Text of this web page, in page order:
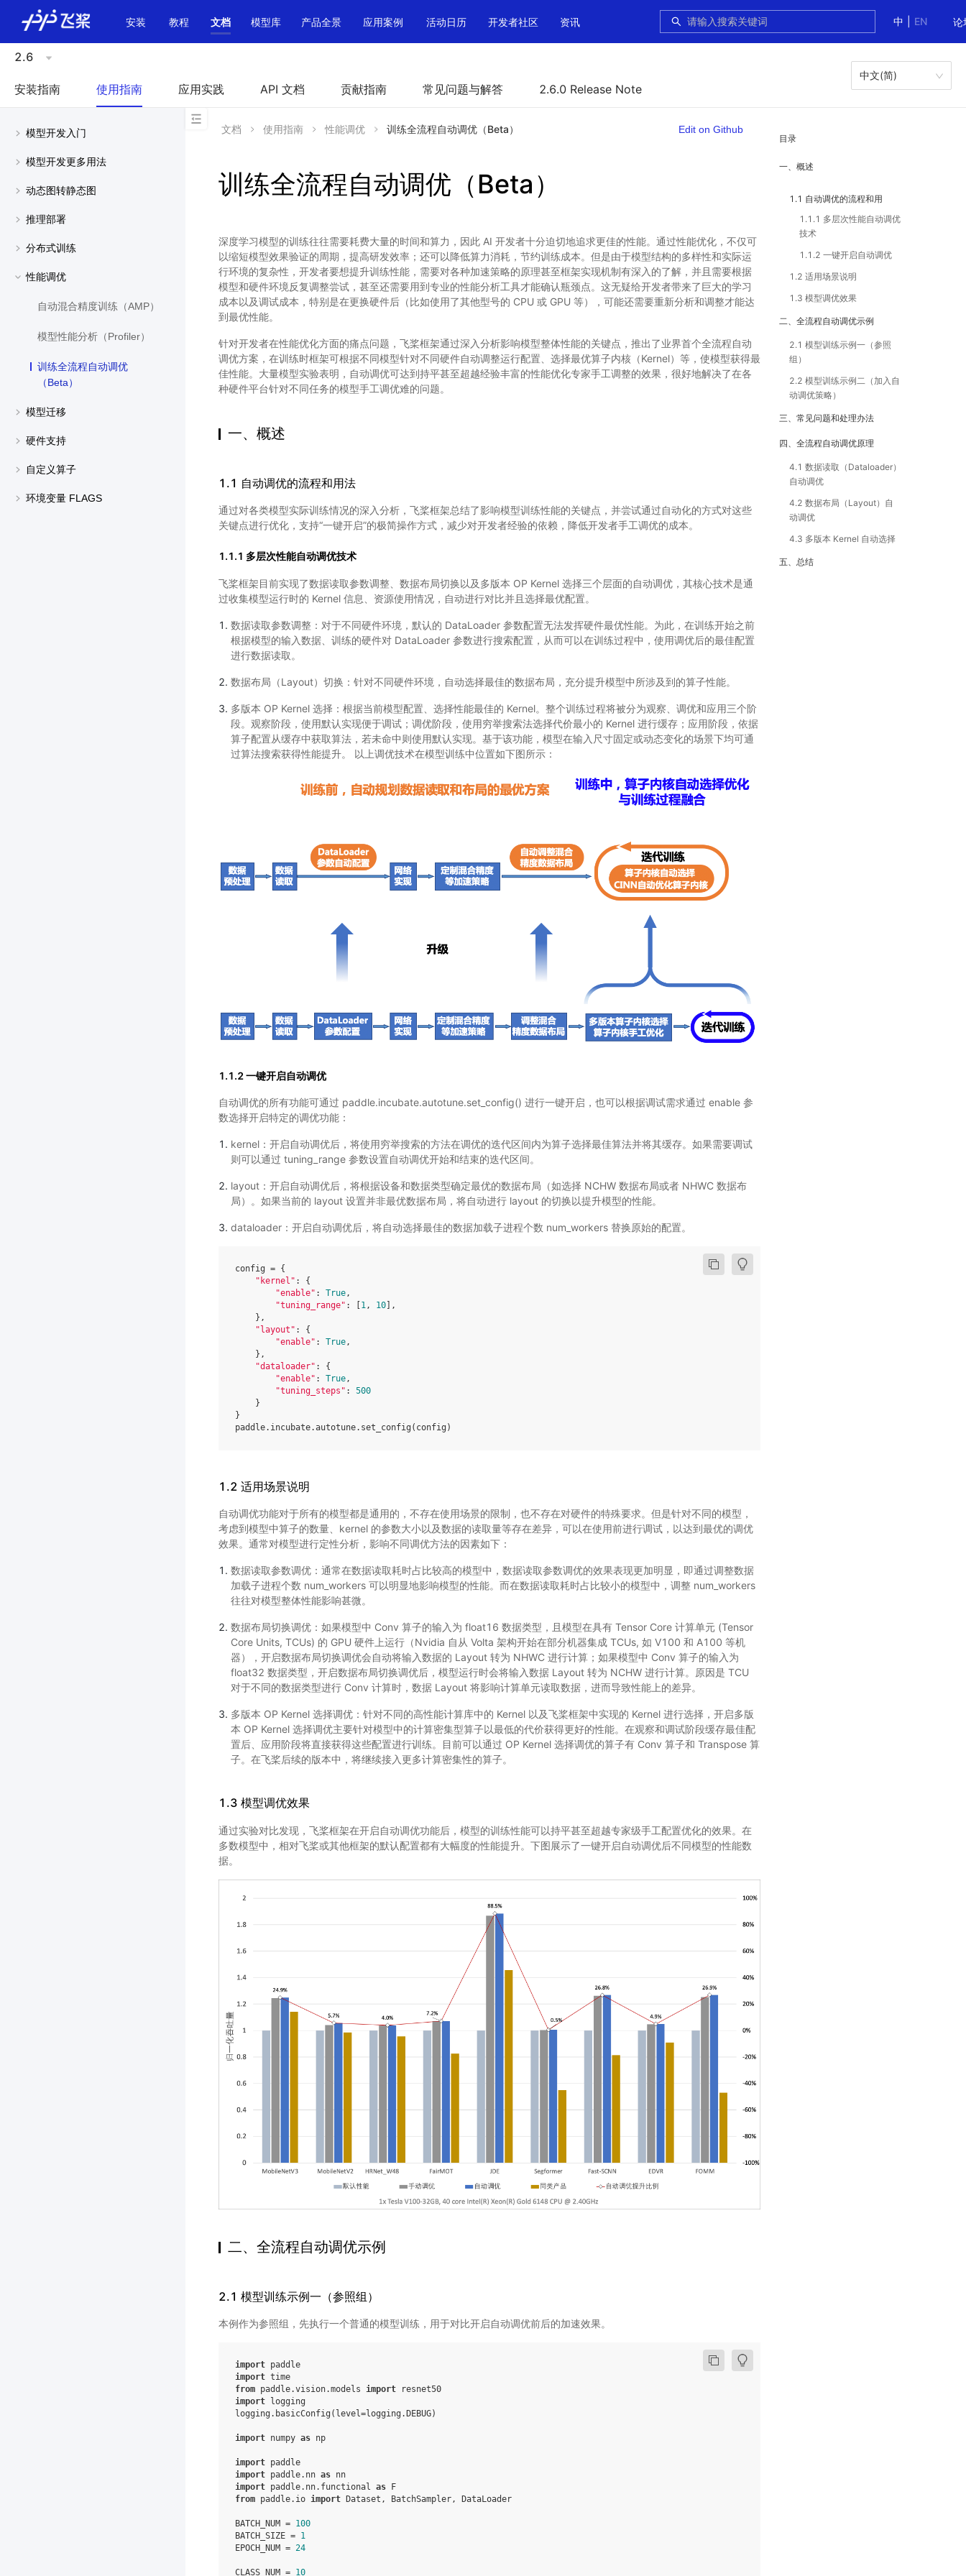
中
EN 论
安装 教程 文档 模型库 产品全景 应用案例 活动日历 开发者社区 资讯
2.6
安装指南 使用指南 应用实践 API 文档 贡献指南 常见问题与解答 2.6.0 Release Note
中文(简)
模型开发入门
模型开发更多用法
动态图转静态图
推理部署
分布式训练
性能调优
自动混合精度训练（AMP）
模型性能分析（Profiler）
训练全流程自动调优
（Beta）
模型迁移
硬件支持
自定义算子
环境变量 FLAGS
目录
一、概述
1.1 自动调优的流程和用
1.1.1 多层次性能自动调优
技术
1.1.2 一键开启自动调优
1.2 适用场景说明
1.3 模型调优效果
二、全流程自动调优示例
2.1 模型训练示例一（参照
组）
2.2 模型训练示例二（加入自
动调优策略）
三、常见问题和处理办法
四、全流程自动调优原理
4.1 数据读取（Dataloader）
自动调优
4.2 数据布局（Layout）自
动调优
4.3 多版本 Kernel 自动选择
五、总结
文档 使用指南 性能调优 训练全流程自动调优（Beta） Edit on Github
训练全流程自动调优（Beta）
深度学习模型的训练往往需要耗费大量的时间和算力，因此 AI 开发者十分迫切地追求更佳的性能。通过性能优化，不仅可
以缩短模型效果验证的周期，提高研发效率；还可以降低算力消耗，节约训练成本。但是由于模型结构的多样性和实际运
行环境的复杂性，开发者要想提升训练性能，需要对各种加速策略的原理甚至框架实现机制有深入的了解，并且需要根据
模型和硬件环境反复调整尝试，甚至还需要用到专业的性能分析工具才能确认瓶颈点。这无疑给开发者带来了巨大的学习
成本以及调试成本，特别是在更换硬件后（比如使用了其他型号的 CPU 或 GPU 等），可能还需要重新分析和调整才能达
到最优性能。
针对开发者在性能优化方面的痛点问题，飞桨框架通过深入分析影响模型整体性能的关键点，推出了业界首个全流程自动
调优方案，在训练时框架可根据不同模型针对不同硬件自动调整运行配置、选择最优算子内核（Kernel）等，使模型获得最
佳性能。大量模型实验表明，自动调优可达到持平甚至超越经验丰富的性能优化专家手工调整的效果，很好地解决了在各
种硬件平台针对不同任务的模型手工调优难的问题。
一、概述
1.1 自动调优的流程和用法
通过对各类模型实际训练情况的深入分析，飞桨框架总结了影响模型训练性能的关键点，并尝试通过自动化的方式对这些
关键点进行优化，支持“一键开启”的极简操作方式，减少对开发者经验的依赖，降低开发者手工调优的成本。
1.1.1 多层次性能自动调优技术
飞桨框架目前实现了数据读取参数调整、数据布局切换以及多版本 OP Kernel 选择三个层面的自动调优，其核心技术是通
过收集模型运行时的 Kernel 信息、资源使用情况，自动进行对比并且选择最优配置。
数据读取参数调整：对于不同硬件环境，默认的 DataLoader 参数配置无法发挥硬件最优性能。为此，在训练开始之前
根据模型的输入数据、训练的硬件对 DataLoader 参数进行搜索配置，从而可以在训练过程中，使用调优后的最佳配置
进行数据读取。
数据布局（Layout）切换：针对不同硬件环境，自动选择最佳的数据布局，充分提升模型中所涉及到的算子性能。
多版本 OP Kernel 选择：根据当前模型配置、选择性能最佳的 Kernel。整个训练过程将被分为观察、调优和应用三个阶
段。观察阶段，使用默认实现便于调试；调优阶段，使用穷举搜索法选择代价最小的 Kernel 进行缓存；应用阶段，依据
算子配置从缓存中获取算法，若未命中则使用默认实现。基于该功能，模型在输入尺寸固定或动态变化的场景下均可通
过算法搜索获得性能提升。 以上调优技术在模型训练中位置如下图所示：
1.1.2 一键开启自动调优
自动调优的所有功能可通过 paddle.incubate.autotune.set_config() 进行一键开启，也可以根据调试需求通过 enable 参
数选择开启特定的调优功能：
kernel：开启自动调优后，将使用穷举搜索的方法在调优的迭代区间内为算子选择最佳算法并将其缓存。如果需要调试
则可以通过 tuning_range 参数设置自动调优开始和结束的迭代区间。
layout：开启自动调优后，将根据设备和数据类型确定最优的数据布局（如选择 NCHW 数据布局或者 NHWC 数据布
局）。如果当前的 layout 设置并非最优数据布局，将自动进行 layout 的切换以提升模型的性能。
dataloader：开启自动调优后，将自动选择最佳的数据加载子进程个数 num_workers 替换原始的配置。
config = {
"kernel" :
{
"enable" : True,
"tuning_range" : 1, 10 ],
},
"layout" :
{
"enable" : True,
},
"dataloader" :
{
"enable" : True,
"tuning_steps" :
500
}
}
paddle. incubate.autotune. set_config ( config )
1.2 适用场景说明
自动调优功能对于所有的模型都是通用的，不存在使用场景的限制，也不存在对硬件的特殊要求。但是针对不同的模型，
考虑到模型中算子的数量、kernel 的参数大小以及数据的读取量等存在差异，可以在使用前进行调试，以达到最优的调优
效果。通常对模型进行定性分析，影响不同调优方法的因素如下：
数据读取参数调优：通常在数据读取耗时占比较高的模型中，数据读取参数调优的效果表现更加明显，即通过调整数据
加载子进程个数 num_workers 可以明显地影响模型的性能。而在数据读取耗时占比较小的模型中，调整 num_workers
往往对模型整体性能影响甚微。
数据布局切换调优：如果模型中 Conv 算子的输入为 float16 数据类型，且模型在具有 Tensor Core 计算单元 (Tensor
Core Units, TCUs) 的 GPU 硬件上运行（Nvidia 自从 Volta 架构开始在部分机器集成 TCUs, 如 V100 和 A100 等机
器），开启数据布局切换调优会自动将输入数据的 Layout 转为 NHWC 进行计算；如果模型中 Conv 算子的输入为
float32 数据类型，开启数据布局切换调优后，模型运行时会将输入数据 Layout 转为 NCHW 进行计算。原因是 TCU
对于不同的数据类型进行 Conv 计算时，数据 Layout 将影响计算单元读取数据，进而导致性能上的差异。
多版本 OP Kernel 选择调优：针对不同的高性能计算库中的 Kernel 以及飞桨框架中实现的 Kernel 进行选择，开启多版
本 OP Kernel 选择调优主要针对模型中的计算密集型算子以最低的代价获得更好的性能。在观察和调试阶段缓存最佳配
置后、应用阶段将直接获得这些配置进行训练。目前可以通过 OP Kernel 选择调优的算子有 Conv 算子和 Transpose 算
子。在飞桨后续的版本中，将继续接入更多计算密集性的算子。
1.3 模型调优效果
通过实验对比发现，飞桨框架在开启自动调优功能后，模型的训练性能可以持平甚至超越专家级手工配置优化的效果。在
多数模型中，相对飞桨或其他框架的默认配置都有大幅度的性能提升。下图展示了一键开启自动调优后不同模型的性能数
据。
二、全流程自动调优示例
2.1 模型训练示例一（参照组）
本例作为参照组，先执行一个普通的模型训练，用于对比开启自动调优前后的加速效果。
import paddle
import time
from paddle.vision.models import
resnet50
import
logging
logging . basicConfig ( level=logging . DEBUG)
import numpy as np
import paddle
import paddle.nn as nn
import paddle.nn.functional as
F
from paddle.io import Dataset , BatchSampler, DataLoader
BATCH_NUM = 100
BATCH_SIZE = 1
EPOCH_NUM = 24
CLASS_NUM = 10